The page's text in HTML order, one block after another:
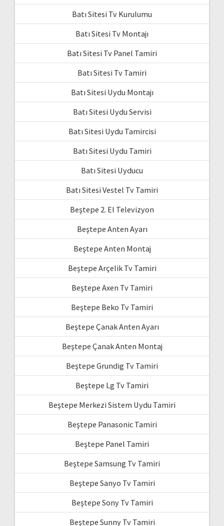
Batı Sitesi Tv Kurulumu
Batı Sitesi Tv Montajı
Batı Sitesi Tv Panel Tamiri
Batı Sitesi Tv Tamiri
Batı Sitesi Uydu Montajı
Batı Sitesi Uydu Servisi
Batı Sitesi Uydu Tamircisi
Batı Sitesi Uydu Tamiri
Batı Sitesi Uyducu
Batı Sitesi Vestel Tv Tamiri
Beştepe 2. El Televizyon
Beştepe Anten Ayarı
Beştepe Anten Montaj
Beştepe Arçelik Tv Tamiri
Beştepe Axen Tv Tamiri
Beştepe Beko Tv Tamiri
Beştepe Çanak Anten Ayarı
Beştepe Çanak Anten Montaj
Beştepe Grundig Tv Tamiri
Beştepe Lg Tv Tamiri
Beştepe Merkezi Sistem Uydu Tamiri
Beştepe Panasonic Tamiri
Beştepe Panel Tamiri
Beştepe Samsung Tv Tamiri
Beştepe Sanyo Tv Tamiri
Beştepe Sony Tv Tamiri
Beştepe Sunny Tv Tamiri